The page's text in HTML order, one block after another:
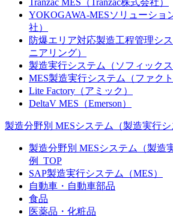
Tranzac MES（Tranzac株式会社）
YOKOGAWA-MESソリューショ
社）
防爆エリア対応製造工程管理シ
ニアリング）
製造実行システム（ソフィックス
MES製造実行システム（ファクト
Lite Factory（アミック）
DeltaV MES（Emerson）
製造分野別 MESシステム（製造実行
製造分野別 MESシステム（製造
例_TOP
SAP製造実行システム（MES）
自動車・自動車部品
食品
医薬品・化粧品